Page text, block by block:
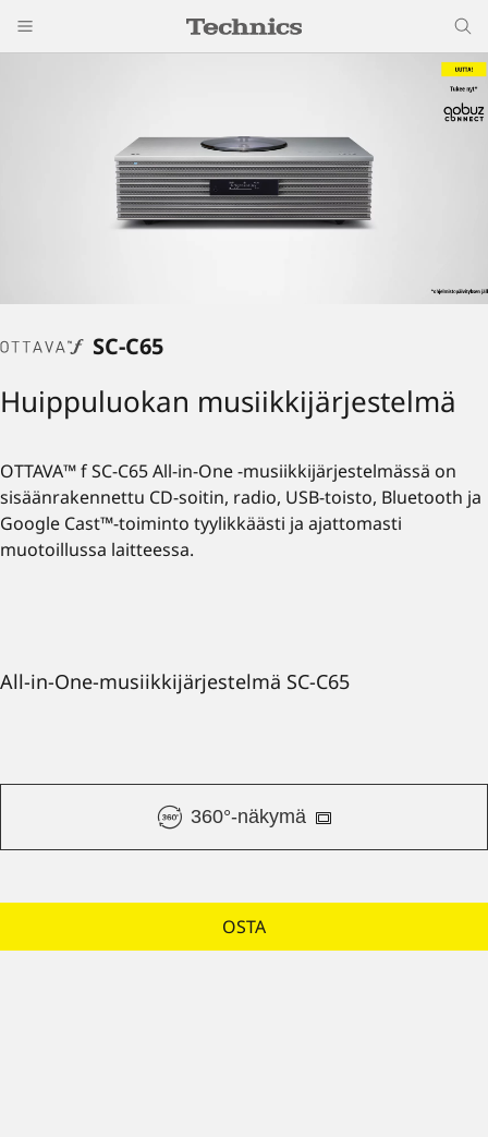
All-in-One-musiikkijärjestelmä SC-C65
360°-näkymä
OSTA
SC-C65
Huippuluokan musiikkijärjestelmä
OTTAVA™ f SC-C65 All-in-One -musiikkijärjestelmässä on
sisäänrakennettu CD-soitin, radio, USB-toisto, Bluetooth ja
Google Cast™-toiminto tyylikkäästi ja ajattomasti
muotoillussa laitteessa.